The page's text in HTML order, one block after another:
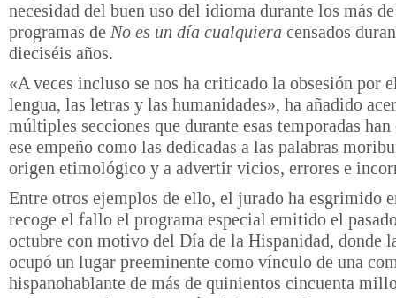
necesidad del buen uso del idioma durante los más
programas de No es un día cualquiera censados
dieciséis años.
«A veces incluso se nos ha criticado la obsesión por
lengua, las letras y las humanidades», ha añadido
múltiples secciones que durante esas temporadas han
ese empeño como las dedicadas a las palabras
origen etimológico y a advertir vicios, errores e
Entre otros ejemplos de ello, el jurado ha esgrimido
recoge el fallo el programa especial emitido el
octubre con motivo del Día de la Hispanidad, donde
ocupó un lugar preeminente como vínculo de una
hispanohablante de más de quinientos cincuenta